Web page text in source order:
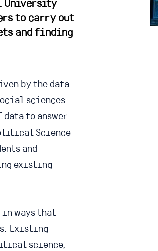
to carry out
and finding
by the data
sciences
to answer
Science
and
existing
ways that
Existing
science,